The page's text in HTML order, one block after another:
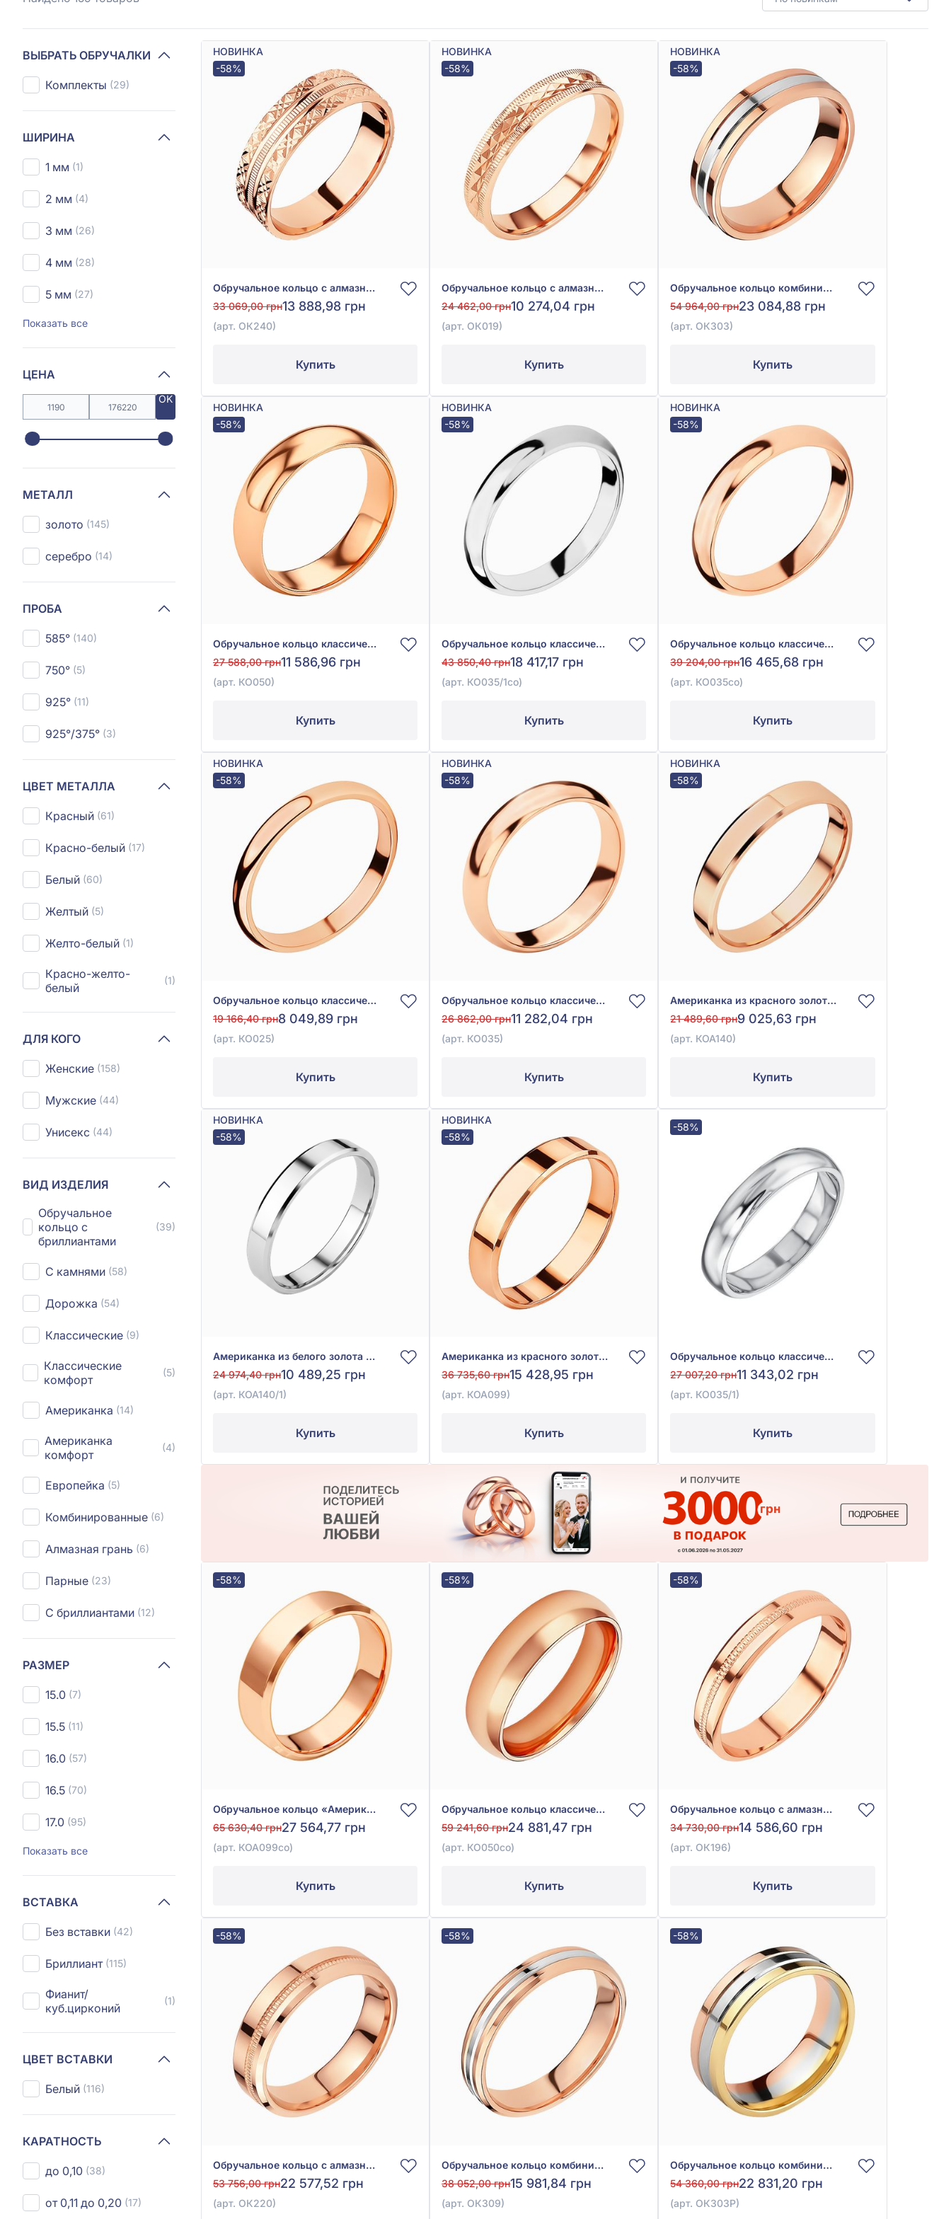
ВЫБРАТЬ ОБРУЧАЛКИ
Комплекты (29)
ШИРИНА
1 мм (1)
2 мм (4)
3 мм (26)
4 мм (28)
5 мм (27)
Показать все
ЦЕНА
OK
МЕТАЛЛ
золото (145)
серебро (14)
ПРОБА
585° (140)
750° (5)
925° (11)
925°/375° (3)
ЦВЕТ МЕТАЛЛА
Красный (61)
Красно-белый (17)
Белый (60)
Желтый (5)
Желто-белый (1)
Красно-желто-
белый
(1)
ДЛЯ КОГО
Женские (158)
Мужские (44)
Унисекс (44)
ВИД ИЗДЕЛИЯ
Обручальное
кольцо с
бриллиантами
(39)
С камнями (58)
Дорожка (54)
Классические (9)
Классические
комфорт
(5)
Американка (14)
Американка
комфорт
(4)
Европейка (5)
Комбинированные (6)
Алмазная грань (6)
Парные (23)
С бриллиантами (12)
РАЗМЕР
15.0 (7)
15.5 (11)
16.0 (57)
16.5 (70)
17.0 (95)
Показать все
ВСТАВКА
Без вставки (42)
Бриллиант (115)
Фианит/
куб.цирконий
(1)
ЦВЕТ ВСТАВКИ
Белый (116)
КАРАТНОСТЬ
до 0,10 (38)
от 0,11 до 0,20 (17)
НОВИНКА
-58%
Обручальное кольцо с алмазной гранью из красного золота 585°, без вставки, арт. ОК240
33 069,00 грн13 888,98 грн
(арт. ОК240)
Купить
НОВИНКА
-58%
Обручальное кольцо с алмазной гранью из красного золота 585°, арт. ОК019
24 462,00 грн10 274,04 грн
(арт. ОК019)
Купить
НОВИНКА
-58%
Обручальное кольцо комбинированное из красно-белого золота 585° без вставки, арт. ОК303
54 964,00 грн23 084,88 грн
(арт. ОК303)
Купить
НОВИНКА
-58%
Обручальное кольцо классическое из красного золота 585°, без вставки, арт. КО050
27 588,00 грн11 586,96 грн
(арт. КО050)
Купить
НОВИНКА
-58%
Обручальное кольцо классическое комфорт из белого золота 585°, без вставки, арт. КО035/1со
43 850,40 грн18 417,17 грн
(арт. КО035/1со)
Купить
НОВИНКА
-58%
Обручальное кольцо классическое комфорт из красного золота 585° без вставки, арт. КО035со
39 204,00 грн16 465,68 грн
(арт. КО035со)
Купить
НОВИНКА
-58%
Обручальное кольцо классическое из красного золота 585°, без вставки, арт. КО025
19 166,40 грн8 049,89 грн
(арт. КО025)
Купить
НОВИНКА
-58%
Обручальное кольцо классическое из красного золота 585°, без вставки, арт. КО035
26 862,00 грн11 282,04 грн
(арт. КО035)
Купить
НОВИНКА
-58%
Американка из красного золота 585° без вставки, арт. КОА 140
21 489,60 грн9 025,63 грн
(арт. КОА140)
Купить
НОВИНКА
-58%
Американка из белого золота 585° без вставки, арт. КОА 140/1
24 974,40 грн10 489,25 грн
(арт. КОА140/1)
Купить
НОВИНКА
-58%
Американка из красного золота 585°, арт. КОА099
36 735,60 грн15 428,95 грн
(арт. КОА099)
Купить
-58%
Обручальное кольцо классическое из белого золота 585°, без вставки, арт. КО035/1
27 007,20 грн11 343,02 грн
(арт. КО035/1)
Купить
-58%
Обручальное кольцо «Американка комфорт» из красного золота 585° без вставки, арт. КОА 099со
65 630,40 грн27 564,77 грн
(арт. КОА099со)
Купить
-58%
Обручальное кольцо классическое комфорт из красного золота 585° без вставки, арт. КО050со
59 241,60 грн24 881,47 грн
(арт. КО050со)
Купить
-58%
Обручальное кольцо с алмазной гранью из красного золота 585°, арт. ОК196
34 730,00 грн14 586,60 грн
(арт. ОК196)
Купить
-58%
Обручальное кольцо с алмазной гранью из красного золота 585°, арт. ОК220
53 756,00 грн22 577,52 грн
(арт. ОК220)
-58%
Обручальное кольцо комбинированное из красно-белого золота 585°, без вставки, арт. ОК309
38 052,00 грн15 981,84 грн
(арт. ОК309)
-58%
Обручальное кольцо комбинированное из красно-жёлто-белого золота 585° без вставки, арт. ОК303Р
54 360,00 грн22 831,20 грн
(арт. ОК303Р)